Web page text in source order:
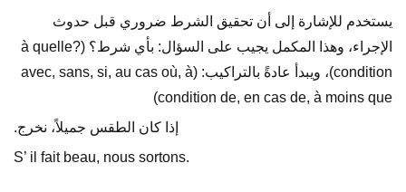
يستخدم للإشارة إلى أن تحقيق الشرط ضروري قبل حدوث
الإجراء، وهذا المكمل يجيب على السؤال: بأي شرط؟ (?à quelle
condition)، ويبدأ عادةً بالتراكيب: (avec, sans, si, au cas où, à
condition de, en cas de, à moins que)
إذا كان الطقس جميلاً، نخرج.
S’ il fait beau, nous sortons.